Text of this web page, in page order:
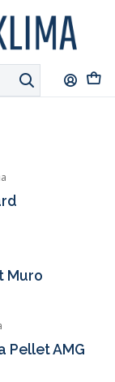
Muro
Pellet AMG